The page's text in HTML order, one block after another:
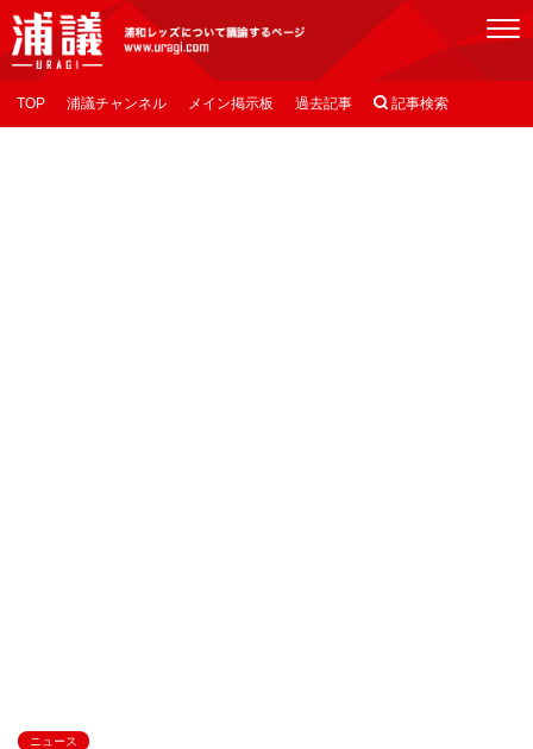
[浦議]浦和レッズについて議論するページ
TOP 浦議チャンネル メイン掲示板 過去記事  記事検索
ニュース